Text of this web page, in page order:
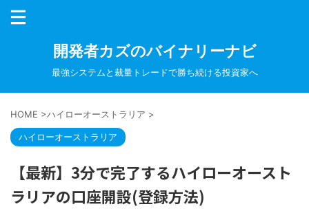
開発者カズのバイナリーナビ
最強システムと裁量トレードで勝ち続ける投資家へ
HOME >ハイローオーストラリア >
ハイローオーストラリア
【最新】3分で完了するハイローオースト
ラリアの口座開設(登録方法)